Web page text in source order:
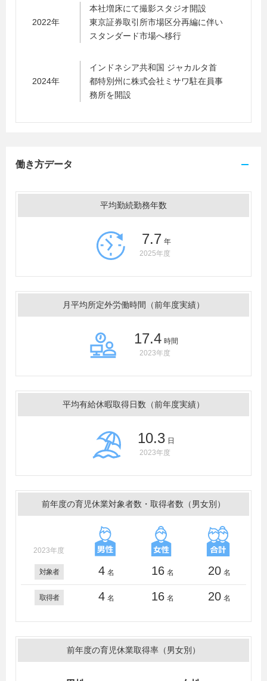
2022年
本社増床にて撮影スタジオ開設
東京証券取引所市場区分再編に伴い
スタンダード市場へ移行
2024年
インドネシア共和国 ジャカルタ首
都特別州に株式会社ミサワ駐在員事
務所を開設
働き方データ
平均勤続勤務年数
7.7 年
2025年度
月平均所定外労働時間（前年度実績）
17.4 時間
2023年度
平均有給休暇取得日数（前年度実績）
10.3 日
2023年度
前年度の育児休業対象者数・取得者数（男女別）
2023年度
対象者 4 名 16 名 20 名
取得者 4 名 16 名 20 名
前年度の育児休業取得率（男女別）